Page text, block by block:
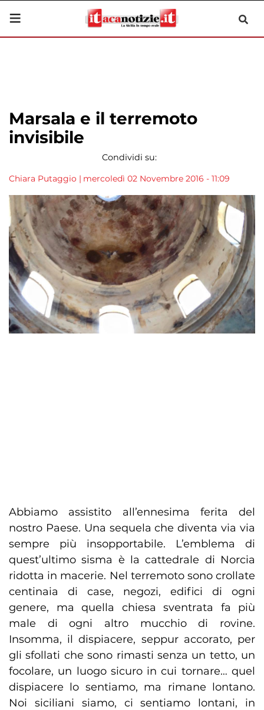
Marsala e il terremoto
invisibile
Condividi su:
Chiara Putaggio | mercoledì 02 Novembre 2016 - 11:09
Abbiamo assistito all’ennesima ferita del
nostro Paese. Una sequela che diventa via via
sempre più insopportabile. L’emblema di
quest’ultimo sisma è la cattedrale di Norcia
ridotta in macerie. Nel terremoto sono crollate
centinaia di case, negozi, edifici di ogni
genere, ma quella chiesa sventrata fa più
male di ogni altro mucchio di rovine.
Insomma, il dispiacere, seppur accorato, per
gli sfollati che sono rimasti senza un tetto, un
focolare, un luogo sicuro in cui tornare… quel
dispiacere lo sentiamo, ma rimane lontano.
Noi siciliani siamo, ci sentiamo lontani, in